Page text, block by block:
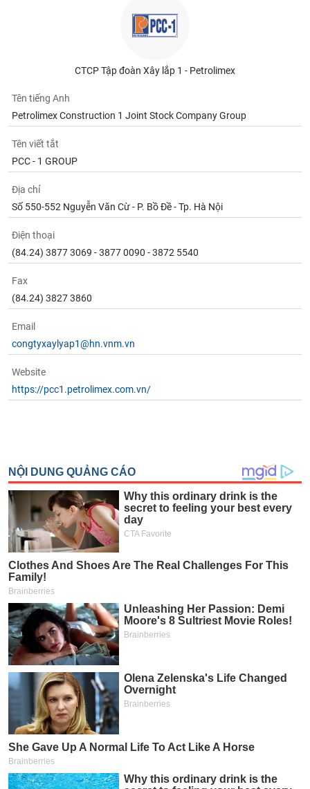
CTCP Tập đoàn Xây lắp 1 - Petrolimex
Tên tiếng Anh
Petrolimex Construction 1 Joint Stock Company Group
Tên viết tắt
PCC - 1 GROUP
Địa chỉ
Số 550-552 Nguyễn Văn Cừ - P. Bồ Đề - Tp. Hà Nội
Điện thoại
(84.24) 3877 3069 - 3877 0090 - 3872 5540
Fax
(84.24) 3827 3860
Email
congtyxaylyap1@hn.vnm.vn
Website
https://pcc1.petrolimex.com.vn/